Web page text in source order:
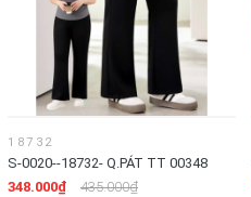
18732
S-0020--18732- Q.PÁT TT 00348
348.000₫
435.000₫